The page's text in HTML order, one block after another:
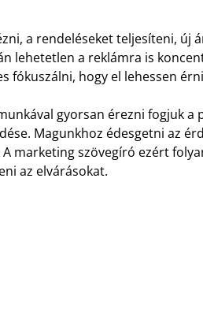
a rendeléseket teljesíteni, új
lehetetlen a reklámra is
fókuszálni, hogy el lehessen
gyorsan érezni fogjuk
Magunkhoz édesgetni az
marketing szövegíró ezért
az elvárásokat.